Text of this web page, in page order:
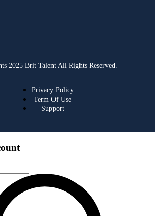
2025 Brit Talent All Rights Reserved.
Privacy Policy
Term Of Use
Support